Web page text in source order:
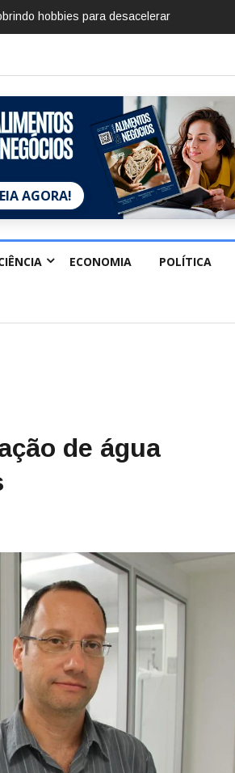
Anuário de Segurança Pública
AGORA!
ECONOMIA POLÍTICA
de água